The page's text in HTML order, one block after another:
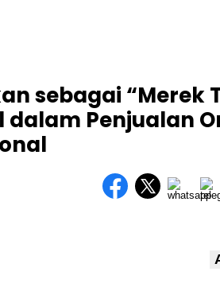
sebagai “Merek
dalam Penjualan